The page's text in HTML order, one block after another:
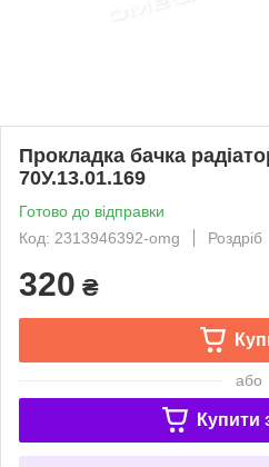
Прокладка бачка
70У.13.01.169
Готово до відправки
Код: 2313946392-omg
Роздріб
320 ₴
або
Купити